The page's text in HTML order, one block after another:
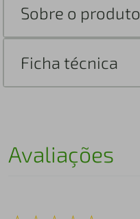
Sobre o produto
Ficha técnica
Avaliações